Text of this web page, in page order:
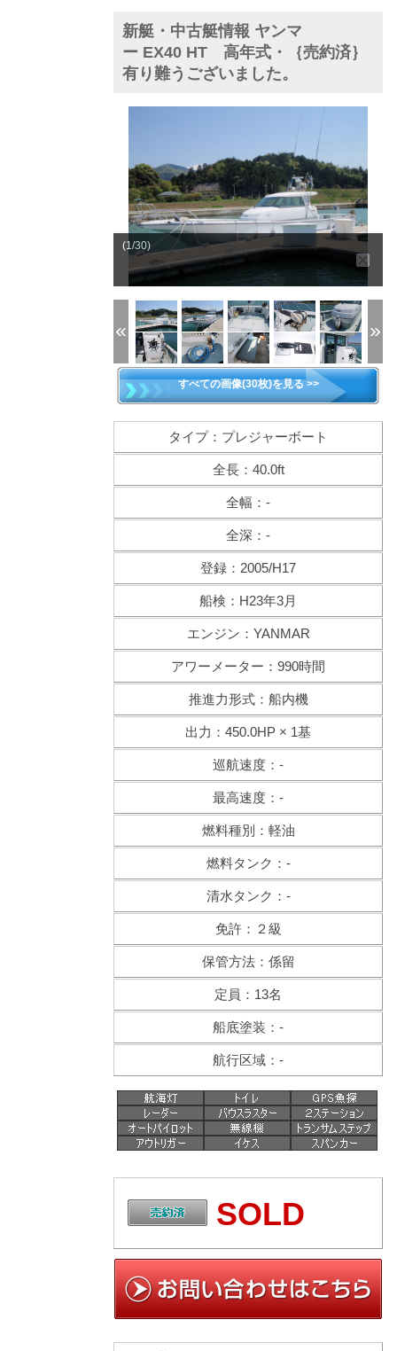
新艇・中古艇情報 ヤンマ
ー EX40 HT 高年式・｛売約済｝
有り難うございました。
(1/30)
すべての画像(30枚)を見る >>
タイプ：プレジャーボート
全長：40.0ft
全幅：-
全深：-
登録：2005/H17
船検：H23年3月
エンジン：YANMAR
アワーメーター：990時間
推進力形式：船内機
出力：450.0HP × 1基
巡航速度：-
最高速度：-
燃料種別：軽油
燃料タンク：-
清水タンク：-
免許：２級
保管方法：係留
定員：13名
船底塗装：-
航行区域：-
SOLD